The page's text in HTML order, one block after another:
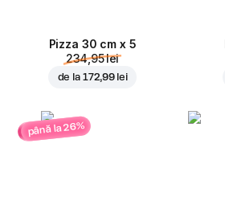
Pizza 30 cm x 5
234,95 lei
de la 172,99 lei
până la 26%